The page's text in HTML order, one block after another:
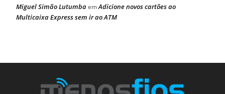
Miguel Simão LutumbaemAdicione novos cartões ao
Multicaixa Express sem ir ao ATM